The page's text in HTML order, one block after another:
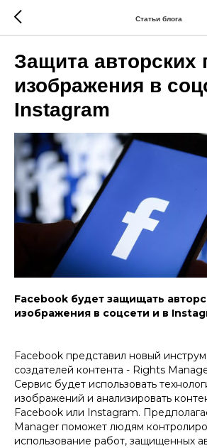
Статьи блога
Защита авторских
изображения в
Instagram
Facebook будет защищать
изображения в соцсети и в
Facebook представил новый
создателей контента - Rights
Сервис будет использовать
изображений и анализировать
Facebook или Instagram.
Manager поможет людям
использование работ, защищенных